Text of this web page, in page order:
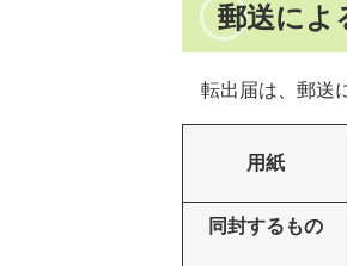
郵送によ
転出届は、郵送
用紙
同封するもの